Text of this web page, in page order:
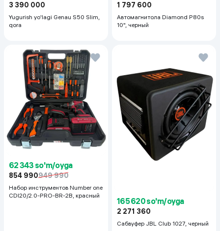
3 390 000
Yugurish yo'lagi Genau S50 Slim,
qora
1 797 600
Автомагнитола Diamond P80s
10", черный
62 343 so'm/oyga
854 990949 990
Набор инструментов Number one
CDI20/2.0-PRO-BR-2B, красный
165 620 so'm/oyga
2 271 360
Сабвуфер JBL Club 1027, черный